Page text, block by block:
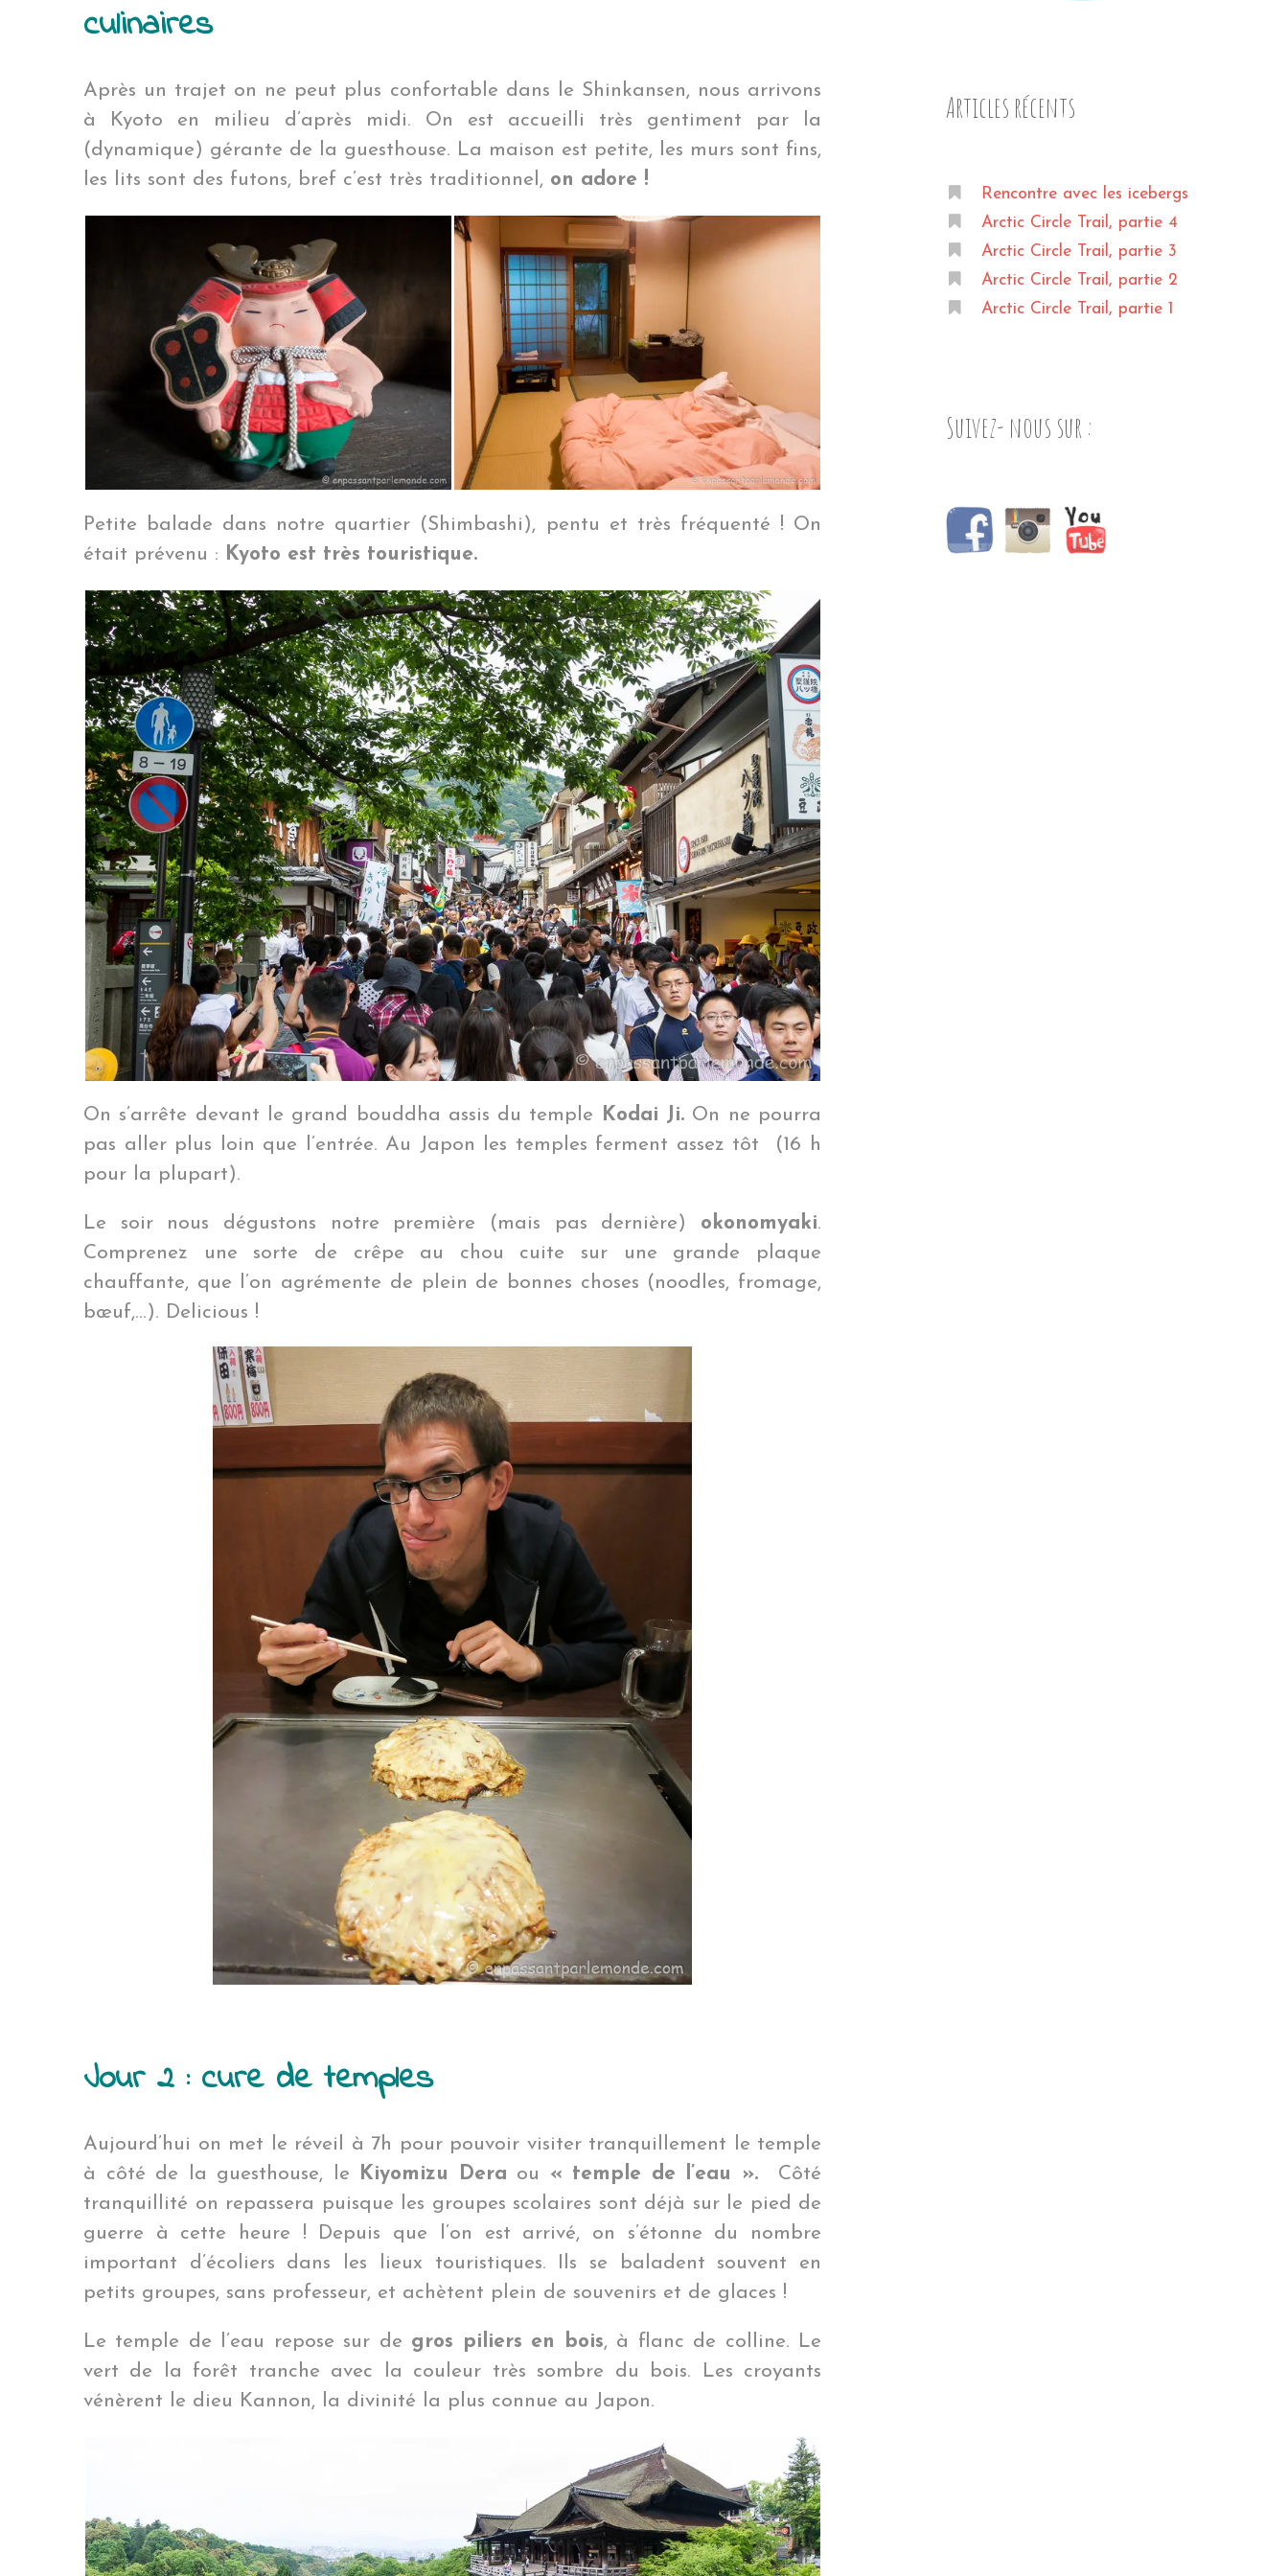
culinaires
Après un trajet on ne peut plus confortable dans le Shinkansen, nous arrivons
à Kyoto en milieu d’après midi. On est accueilli très gentiment par la
(dynamique) gérante de la guesthouse. La maison est petite, les murs sont fins,
les lits sont des futons, bref c’est très traditionnel, on adore !
Petite balade dans notre quartier (Shimbashi), pentu et très fréquenté ! On
était prévenu :
Kyoto est très touristique.
On s’arrête devant le grand bouddha assis du temple Kodai Ji. On ne pourra
pas aller plus loin que l’entrée. Au Japon les temples ferment assez tôt (16 h
pour la plupart).
Le soir nous dégustons notre première (mais pas dernière) okonomyaki.
Comprenez une sorte de crêpe au chou cuite sur une grande plaque
chauffante, que l’on agrémente de plein de bonnes choses (noodles, fromage,
bœuf,…). Delicious !
Jour 2 : cure de temples
Aujourd’hui on met le réveil à 7h pour pouvoir visiter tranquillement le temple
à côté de la guesthouse, le
Kiyomizu Dera ou « temple de l’eau ».Côté
tranquillité on repassera puisque les groupes scolaires sont déjà sur le pied de
guerre à cette heure ! Depuis que l’on est arrivé, on s’étonne du nombre
important d’écoliers dans les lieux touristiques. Ils se baladent souvent en
petits groupes, sans professeur, et achètent plein de souvenirs et de glaces !
Le temple de l’eau repose sur de gros piliers en bois, à flanc de colline. Le
vert de la forêt tranche avec la couleur très sombre du bois. Les croyants
vénèrent le dieu Kannon, la divinité la plus connue au Japon.
Articles récents
Rencontre avec les icebergs
Arctic Circle Trail, partie 4
Arctic Circle Trail, partie 3
Arctic Circle Trail, partie 2
Arctic Circle Trail, partie 1
Suivez- nous sur :